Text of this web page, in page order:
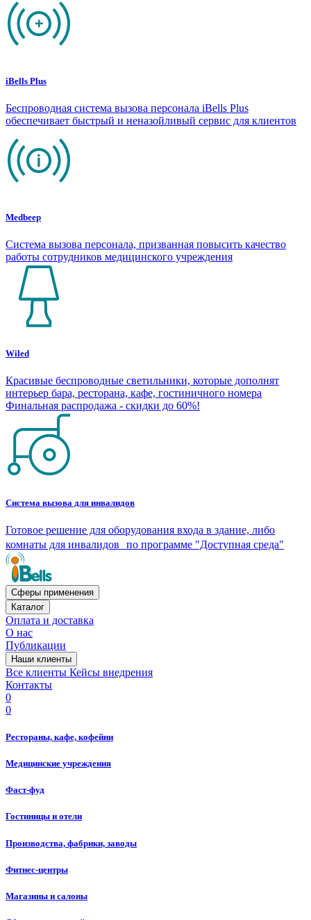
iBells Plus
Беспроводная система вызова персонала iBells Plus
обеспечивает быстрый и неназойливый сервис для клиентов
Medbeep
Система вызова персонала, призванная повысить качество
работы сотрудников медицинского учреждения
Wiled
Красивые беспроводные светильники, которые дополнят
интерьер бара, ресторана, кафе, гостиничного номера
Финальная распродажа - скидки до 60%!
Система вызова для инвалидов
Готовое решение для оборудования входа в здание, либо
комнаты для инвалидов по программе "Доступная среда"
Сферы применения
Каталог
Оплата и доставка
О нас
Публикации
Наши клиенты
Все клиенты Кейсы внедрения
Контакты
0
0
Рестораны, кафе, кофейни
Медицинские учреждения
Фаст-фуд
Гостиницы и отели
Производства, фабрики, заводы
Фитнес-центры
Магазины и салоны